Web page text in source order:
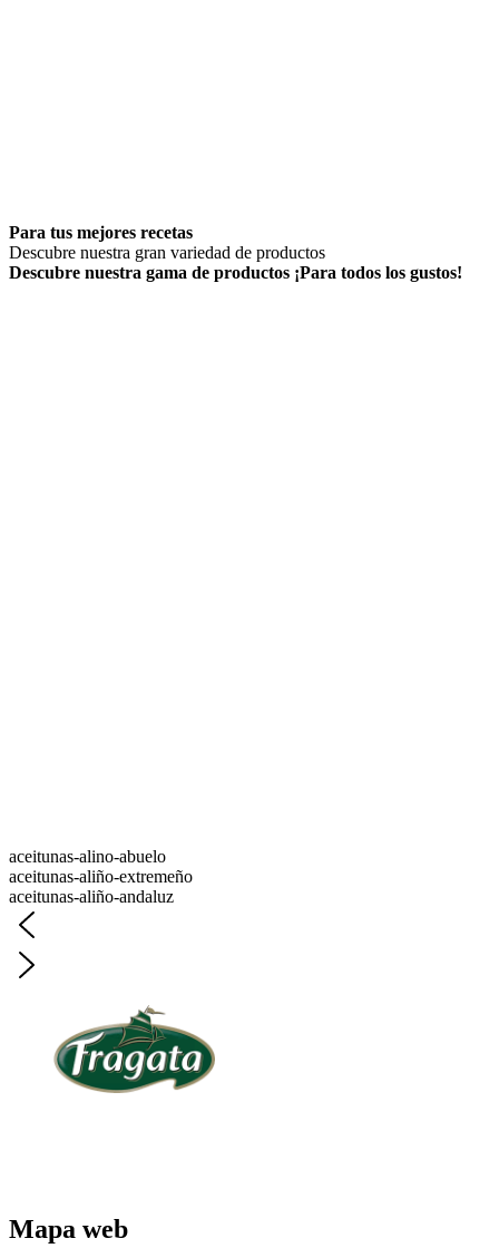
Para tus mejores recetas
Descubre nuestra gran variedad de productos
Descubre nuestra gama de productos ¡Para todos los gustos!
aceitunas-alino-abuelo
aceitunas-aliño-extremeño
aceitunas-aliño-andaluz
Mapa web